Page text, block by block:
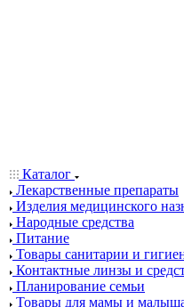
Каталог
Лекарственные препараты
Изделия медицинского
Народные средства
Питание
Товары санитарии и
Контактные линзы и
Планирование семьи
Товары для мамы и